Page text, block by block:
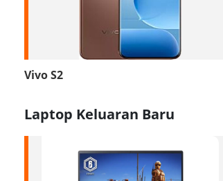
Vivo S2
Laptop Keluaran Baru